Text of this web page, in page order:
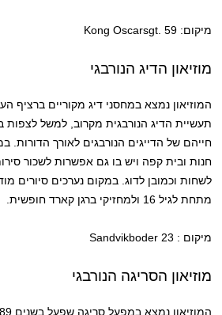
מיקום: Kong Oscarsgt. 59
מוזיאון הדיג הנורבגי
המוזיאון נמצא במחסני דיג מקוריים ברציף
תעשיית הדיג הנורבגית מקרוב, למשל לצפות
חייהם של הדייגים הנורבגים לאורך הדורות.
חנות ובית קפה ויש בו גם אפשרות לשכור
לשחות וכמובן לדוג. במקום נערכים סיורים
מתחת לגיל 16 ולמחזיקי ברגן קארד חופשית.
מיקום : Sandvikboder 23
מוזיאון הסריגה הנורבגי